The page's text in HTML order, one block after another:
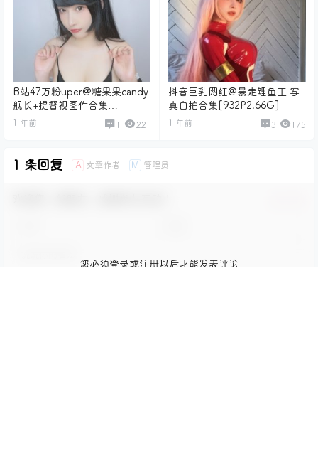
B站47万粉uper@糖果果candy
舰长+提督视图作合集
[824P+18V/8.96G]
1 年前 221
抖音巨乳网红@暴走鲤鱼王 写
真自拍合集[932P2.66G]
1 年前 3 175
1 条回复 A 文章作者 M 管理员
您必须登录或注册以后才能发表评论